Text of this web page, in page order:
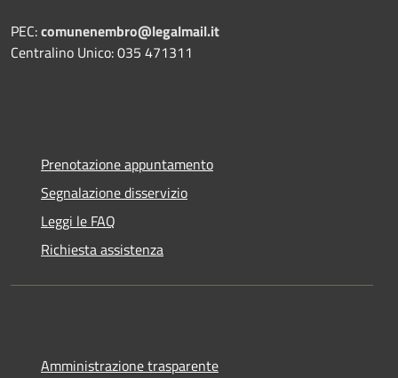
PEC:comunenembro@legalmail.it
Centralino Unico: 035 471311
Prenotazione appuntamento
Segnalazione disservizio
Leggi le FAQ
Richiesta assistenza
Amministrazione trasparente